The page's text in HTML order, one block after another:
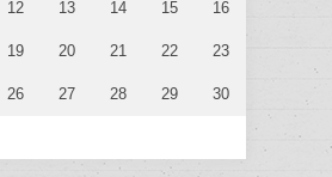
12 13 14 15 16
19 20 21 22 23
26 27 28 29 30